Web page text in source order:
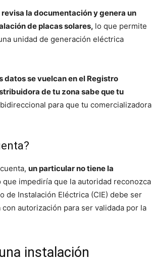
la documentación y genera un
de placas solares, lo que permite
unidad de generación eléctrica
datos se vuelcan en el Registro
de tu zona sabe que tu
para que tu comercializadora
un particular no tiene la
que impediría que la autoridad reconozca
de Instalación Eléctrica (CIE) debe ser
autorización para ser validada por la
instalación